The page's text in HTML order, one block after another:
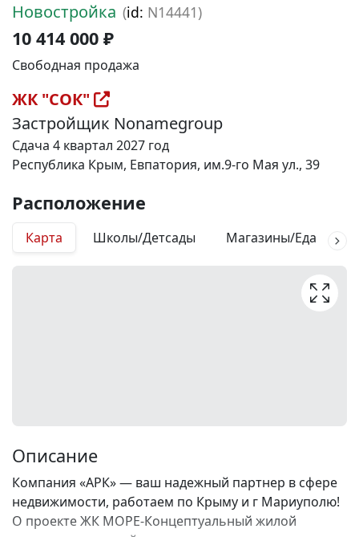
Новостройка (id: N14441)
10 414 000 ₽
Свободная продажа
ЖК "СОК"
Застройщик Nonamegroup
Сдача 4 квартал 2027 год
Республика Крым, Евпатория, им.9-го Мая ул., 39
Расположение
Карта Школы/Детсады Магазины/Еда
Описание
Компания «АРК» — ваш надежный партнер в сфере
недвижимости, работаем по Крыму и г Мариуполю!
О проекте ЖК МОРЕ-Концептуальный жилой